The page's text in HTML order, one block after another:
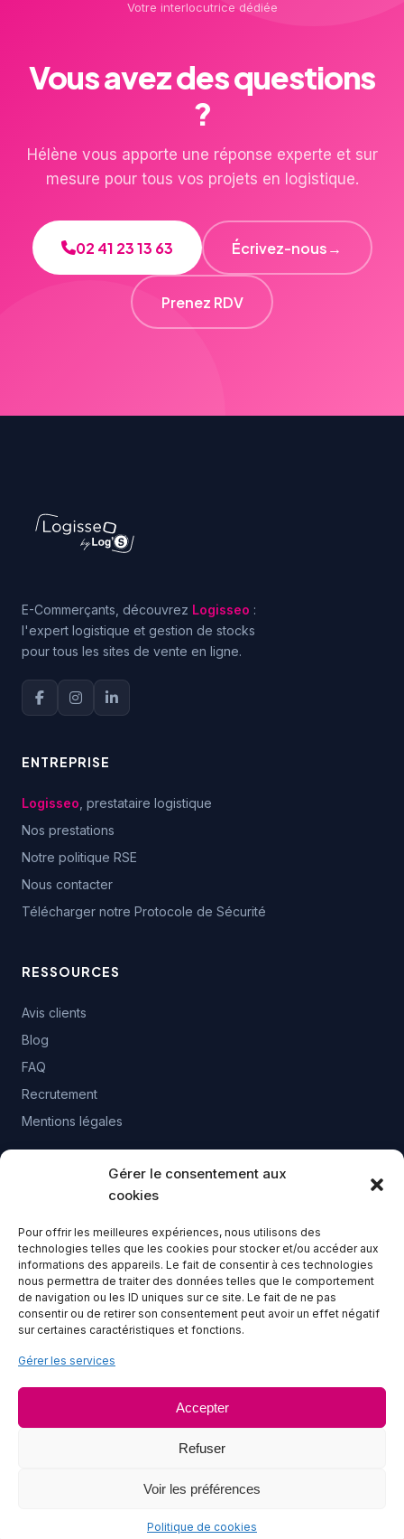
Gérer le consentement aux
cookies
Pour offrir les meilleures expériences, nous utilisons des
technologies telles que les cookies pour stocker et/ou accéder aux
informations des appareils. Le fait de consentir à ces technologies
nous permettra de traiter des données telles que le comportement
de navigation ou les ID uniques sur ce site. Le fait de ne pas
consentir ou de retirer son consentement peut avoir un effet négatif
sur certaines caractéristiques et fonctions.
Gérer les services
Accepter
Refuser
Voir les préférences
Politique de cookies
Vous avez des questions
?
Hélène vous apporte une réponse experte et sur
mesure pour tous vos projets en logistique.
02 41 23 13 63 Écrivez-nous→
Prenez RDV
Votre interlocutrice dédiée
E-Commerçants, découvrez Logisseo :
l'expert logistique et gestion de stocks
pour tous les sites de vente en ligne.
ENTREPRISE
Logisseo, prestataire logistique
Nos prestations
Notre politique RSE
Nous contacter
Télécharger notre Protocole de Sécurité
RESSOURCES
Avis clients
Blog
FAQ
Recrutement
Mentions légales
28-30 Bd Gaston Birgé 49100 ANGERS
Lundi au vendredi - 8h à 16h30
Logisseos'engage et est fier d'être labellisé
par l'AFNOR et certifié
Politique de confidentialité